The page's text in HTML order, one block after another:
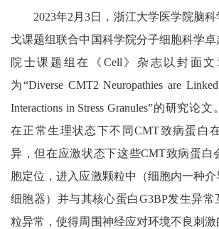
2023年2月3日，浙江大学医学院脑
戈课题组联合中国科学院分子细胞科学
院士课题组在《Cell》杂志以封面
为“Diverse CMT2 Neuropathies are
Interactions in Stress Granules”的研究论
在正常生理状态下不同CMT致病蛋白
异，但在应激状态下这些CMT致病蛋白
胞定位，进入应激颗粒中（细胞内一种
细胞器）并与其核心蛋白G3BP发生异
粒异常，使得周围神经应对环境不良刺